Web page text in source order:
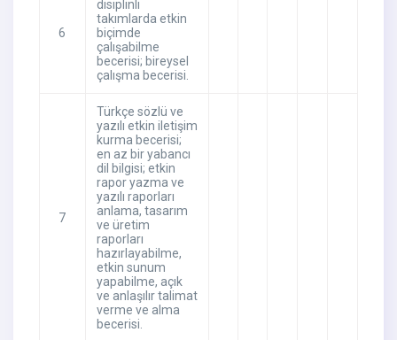
6
disiplinli
takımlarda etkin
biçimde
çalışabilme
becerisi; bireysel
çalışma becerisi.
7
Türkçe sözlü ve
yazılı etkin iletişim
kurma becerisi;
en az bir yabancı
dil bilgisi; etkin
rapor yazma ve
yazılı raporları
anlama, tasarım
ve üretim
raporları
hazırlayabilme,
etkin sunum
yapabilme, açık
ve anlaşılır talimat
verme ve alma
becerisi.